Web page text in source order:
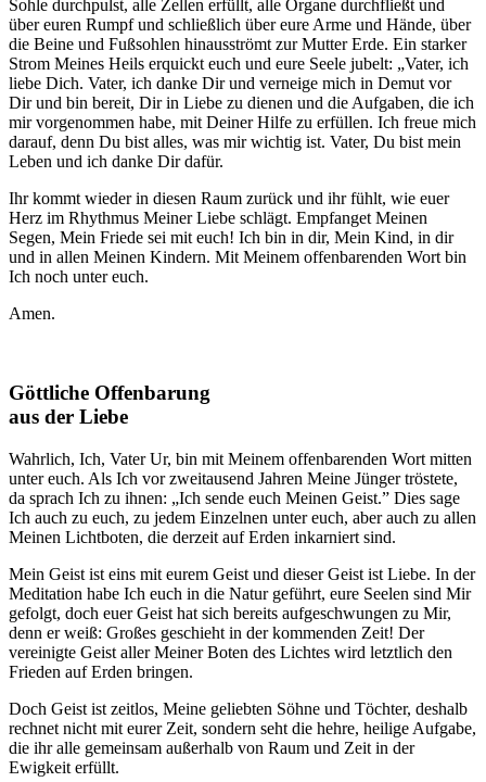
Sohle durchpulst, alle Zellen erfüllt, alle Organe durchfließt und
über euren Rumpf und schließlich über eure Arme und Hände, über
die Beine und Fußsohlen hinausströmt zur Mutter Erde. Ein starker
Strom Meines Heils erquickt euch und eure Seele jubelt: „Vater, ich
liebe Dich. Vater, ich danke Dir und verneige mich in Demut vor
Dir und bin bereit, Dir in Liebe zu dienen und die Aufgaben, die ich
mir vorgenommen habe, mit Deiner Hilfe zu erfüllen. Ich freue mich
darauf, denn Du bist alles, was mir wichtig ist. Vater, Du bist mein
Leben und ich danke Dir dafür.
Ihr kommt wieder in diesen Raum zurück und ihr fühlt, wie euer
Herz im Rhythmus Meiner Liebe schlägt. Empfanget Meinen
Segen, Mein Friede sei mit euch! Ich bin in dir, Mein Kind, in dir
und in allen Meinen Kindern. Mit Meinem offenbarenden Wort bin
Ich noch unter euch.
Amen.
Göttliche Offenbarung
aus der Liebe
Wahrlich, Ich, Vater Ur, bin mit Meinem offenbarenden Wort mitten
unter euch. Als Ich vor zweitausend Jahren Meine Jünger tröstete,
da sprach Ich zu ihnen: „Ich sende euch Meinen Geist.” Dies sage
Ich auch zu euch, zu jedem Einzelnen unter euch, aber auch zu allen
Meinen Lichtboten, die derzeit auf Erden inkarniert sind.
Mein Geist ist eins mit eurem Geist und dieser Geist ist Liebe. In der
Meditation habe Ich euch in die Natur geführt, eure Seelen sind Mir
gefolgt, doch euer Geist hat sich bereits aufgeschwungen zu Mir,
denn er weiß: Großes geschieht in der kommenden Zeit! Der
vereinigte Geist aller Meiner Boten des Lichtes wird letztlich den
Frieden auf Erden bringen.
Doch Geist ist zeitlos, Meine geliebten Söhne und Töchter, deshalb
rechnet nicht mit eurer Zeit, sondern seht die hehre, heilige Aufgabe,
die ihr alle gemeinsam außerhalb von Raum und Zeit in der
Ewigkeit erfüllt.